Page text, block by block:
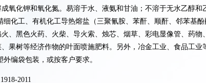
氧化钾和氧化氮。易溶于水、液氨和甘油；不溶于无水乙醇和
细化工、有机化工导热熔盐（三聚氰胺、苯酐、顺酐、邻苯基
、黑色火药、火柴、导火索、烛芯、烟草、彩电显像管、药
果树等经济作物的叶面喷施肥料。另外，冶金工业、食品工业
外编袋包装，或按客户要求。
2011